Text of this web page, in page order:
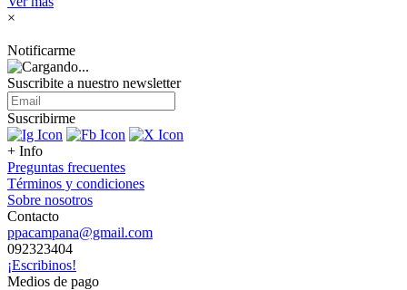
×
Notificarme
Suscribite a nuestro newsletter
Suscribirme
+ Info
Preguntas frecuentes
Términos y condiciones
Sobre nosotros
Contacto
ppacampana@gmail.com
092323404
¡Escribinos!
Medios de pago